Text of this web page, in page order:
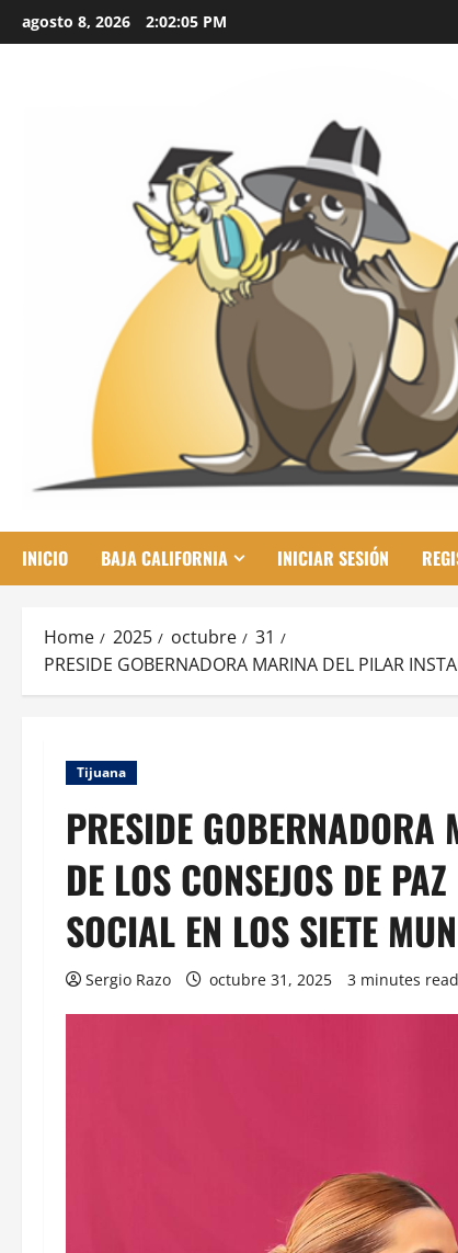
to
agosto 8, 2026 2:02:07 PM
INICIO BAJA CALIFORNIA INICIAR SESIÓN
Home 2025 octubre
31
PRESIDE GOBERNADORA MARINA DEL PILAR
Tijuana
PRESIDE
DE LOS CONSEJOS DE
SOCIAL EN LOS SIETE
Sergio Razo octubre 31, 2025 3 minutes read